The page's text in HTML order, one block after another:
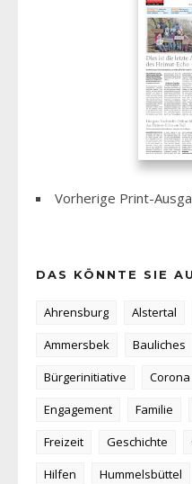
Vorherige Print-
DAS KÖNNTE SIE
Ahrensburg Alstertal
Ammersbek
Bauliches
Bürgerinitiative
Corona
Engagement
Familie
Freizeit
Geschichte
Hilfen
Hummelsbüttel